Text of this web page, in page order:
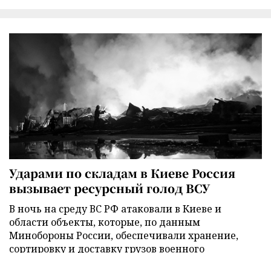
Ударами по складам в Киеве Россия
вызывает ресурсный голод ВСУ
В ночь на среду ВС РФ атаковали в Киеве и
области объекты, которые, по данным
Минобороны России, обеспечивали хранение,
сортировку и доставку грузов военного